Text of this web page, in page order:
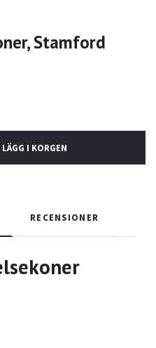
Stamford
LÄGG I KORGEN
RECENSIONER